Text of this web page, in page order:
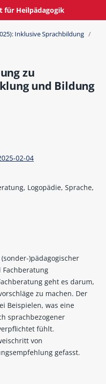
für Heilpädagogik
Inklusive Sprachbildung /
zu
und Bildung
02-04
Logopädie, Sprache,
)pädagogischer
Fachberatung
geht es darum,
zu machen. Der
Beispielen, was eine
sprachbezogener
fühlt.
von
gefasst.